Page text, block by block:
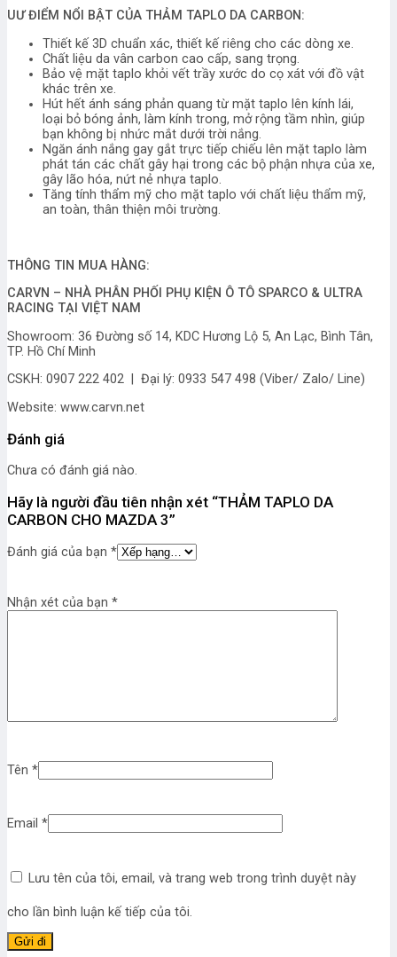
UƯ ĐIỂM NỔI BẬT CỦA THẢM TAPLO DA CARBON:
Thiết kế 3D chuẩn xác, thiết kế riêng cho các dòng xe.
Chất liệu da vân carbon cao cấp, sang trọng.
Bảo vệ mặt taplo khỏi vết trầy xước do cọ xát với đồ vật
khác trên xe.
Hút hết ánh sáng phản quang từ mặt taplo lên kính lái,
loại bỏ bóng ảnh, làm kính trong, mở rộng tầm nhìn, giúp
bạn không bị nhức mắt dưới trời nắng.
Ngăn ánh nắng gay gắt trực tiếp chiếu lên mặt taplo làm
phát tán các chất gây hại trong các bộ phận nhựa của xe,
gây lão hóa, nứt nẻ nhựa taplo.
Tăng tính thẩm mỹ cho mặt taplo với chất liệu thẩm mỹ,
an toàn, thân thiện môi trường.
THÔNG TIN MUA HÀNG:
CARVN – NHÀ PHÂN PHỐI PHỤ KIỆN Ô TÔ SPARCO & ULTRA
RACING TẠI VIỆT NAM
Showroom: 36 Đường số 14, KDC Hương Lộ 5, An Lạc, Bình Tân,
TP. Hồ Chí Minh
CSKH: 0907 222 402 | Đại lý: 0933 547 498 (Viber/ Zalo/ Line)
Website: www.carvn.net
Đánh giá
Chưa có đánh giá nào.
Hãy là người đầu tiên nhận xét “THẢM TAPLO DA
CARBON CHO MAZDA 3”
Đánh giá của bạn *
Nhận xét của bạn *
Tên *
Email *
Lưu tên của tôi, email, và trang web trong trình duyệt này
cho lần bình luận kế tiếp của tôi.